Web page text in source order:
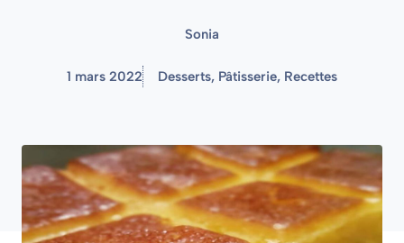
Sonia
1 mars 2022 Desserts, Pâtisserie, Recettes